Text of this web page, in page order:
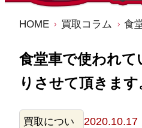
HOME 買取コラム
食堂車で使われて
りさせて頂きます
買取につい
2020.10.17